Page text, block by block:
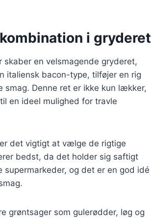
i gryderet
en velsmagende gryderet,
italiensk bacon-type, tilføjer en rig
smag. Denne ret er ikke kun lækker,
en ideel mulighed for travle
det vigtigt at vælge de rigtige
bedst, da det holder sig saftigt
og det er en god idé
grøntsager som gulerødder, løg og